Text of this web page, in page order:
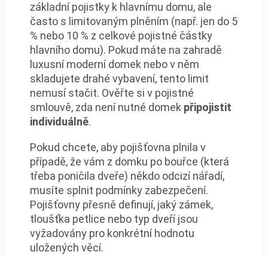
základní pojistky k hlavnímu domu, ale
často s limitovaným plněním (např. jen do 5
% nebo 10 % z celkové pojistné částky
hlavního domu). Pokud máte na zahradě
luxusní moderní domek nebo v něm
skladujete drahé vybavení, tento limit
nemusí stačit. Ověřte si v pojistné
smlouvě, zda není nutné domek připojistit
individuálně.
Pokud chcete, aby pojišťovna plnila v
případě, že vám z domku po bouřce (která
třeba poničila dveře) někdo odcizí nářadí,
musíte splnit podmínky zabezpečení.
Pojišťovny přesně definují, jaký zámek,
tloušťka petlice nebo typ dveří jsou
vyžadovány pro konkrétní hodnotu
uložených věcí.